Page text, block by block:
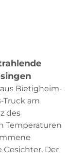
Bietigheim-
Truck am
des
Temperaturen
Der